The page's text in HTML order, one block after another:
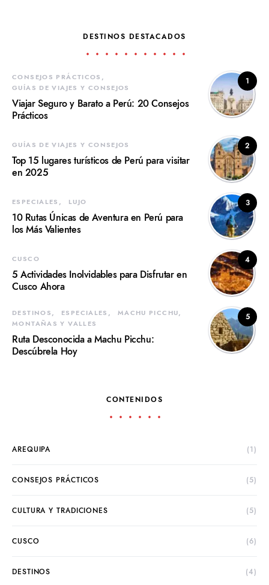
DESTINOS DESTACADOS
1
CONSEJOS PRÁCTICOS
GUÍAS DE VIAJES Y CONSEJOS
Viajar Seguro y Barato a Perú: 20 Consejos
Prácticos
2
GUÍAS DE VIAJES Y CONSEJOS
Top 15 lugares turísticos de Perú para visitar
en 2025
3
ESPECIALES LUJO
10 Rutas Únicas de Aventura en Perú para
los Más Valientes
4
CUSCO
5 Actividades Inolvidables para Disfrutar en
Cusco Ahora
5
DESTINOS ESPECIALES
MACHU PICCHU
MONTAÑAS Y VALLES
Ruta Desconocida a Machu Picchu:
Descúbrela Hoy
CONTENIDOS
AREQUIPA (1)
CONSEJOS PRÁCTICOS (5)
CULTURA Y TRADICIONES (5)
CUSCO (6)
DESTINOS (4)